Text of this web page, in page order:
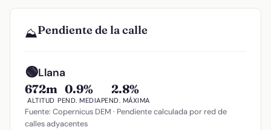
⛰️Pendiente de la calle
🟢Llana
672m
ALTITUD
0.9%
PEND. MEDIA
2.8%
PEND. MÁXIMA
Fuente: Copernicus DEM · Pendiente calculada por red de
calles adyacentes